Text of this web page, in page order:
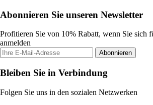
Abonnieren Sie unseren Newsletter
Profitieren Sie von 10% Rabatt, wenn Sie sich
anmelden
Abonnieren
Bleiben Sie in Verbindung
Folgen Sie uns in den sozialen Netzwerken